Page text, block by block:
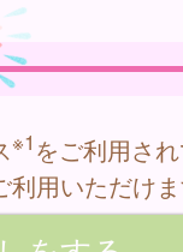
※1 をご利用さ
利用いただけ